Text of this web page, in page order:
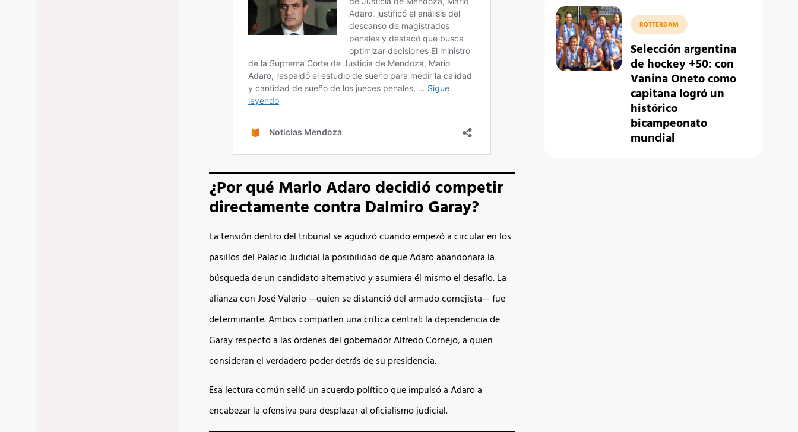
¿Por qué Mario Adaro decidió competir
directamente contra Dalmiro Garay?
La tensión dentro del tribunal se agudizó cuando empezó a circular en los
pasillos del Palacio Judicial la posibilidad de que Adaro abandonara la
búsqueda de un candidato alternativo y asumiera él mismo el desafío. La
alianza con José Valerio —quien se distanció del armado cornejista— fue
determinante. Ambos comparten una crítica central: la dependencia de
Garay respecto a las órdenes del gobernador Alfredo Cornejo, a quien
consideran el verdadero poder detrás de su presidencia.
Esa lectura común selló un acuerdo político que impulsó a Adaro a
encabezar la ofensiva para desplazar al oficialismo judicial.
ROTTERDAM
Selección argentina
de hockey +50: con
Vanina Oneto como
capitana logró un
histórico
bicampeonato
mundial